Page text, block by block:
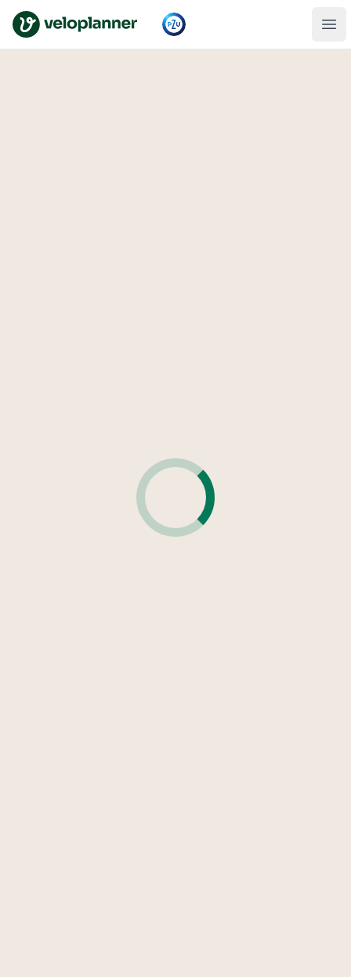
VeloPlanner